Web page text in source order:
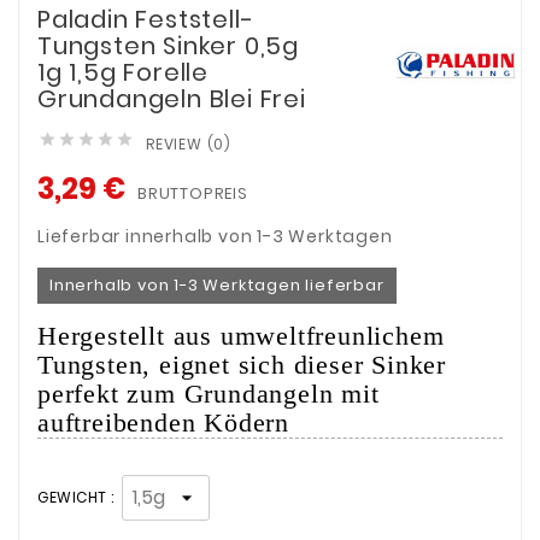
Paladin Feststell-
Tungsten Sinker 0,5g
1g 1,5g Forelle
Grundangeln Blei Frei
     REVIEW (0)
3,29 € BRUTTOPREIS
Lieferbar innerhalb von 1-3 Werktagen
Innerhalb von 1-3 Werktagen lieferbar
Hergestellt aus umweltfreunlichem
Tungsten, eignet sich dieser Sinker
perfekt zum Grundangeln mit
auftreibenden Ködern
GEWICHT :